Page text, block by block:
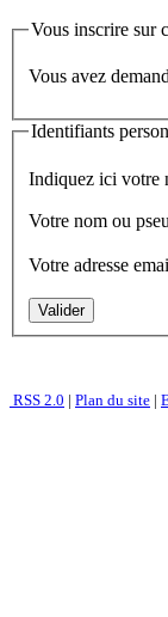
Vous inscrire sur
Identifiants
Indiquez ici votre
Votre nom ou
Votre adresse
RSS 2.0 | Plan du site |